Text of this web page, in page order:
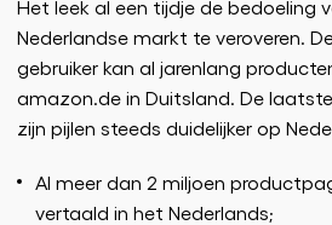
Het leek al een tijdje de bedoeling
Nederlandse markt te veroveren.
gebruiker kan al jarenlang
amazon.de in Duitsland. De
zijn pijlen steeds duidelijker op
Al meer dan 2 miljoen
vertaald in het Nederlands;